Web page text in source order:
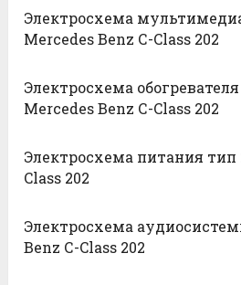
Электросхема
Mercedes Benz С-Class 202
Электросхема
Mercedes Benz С-Class 202
Электросхема питания тип
Class 202
Электросхема
Benz С-Class 202